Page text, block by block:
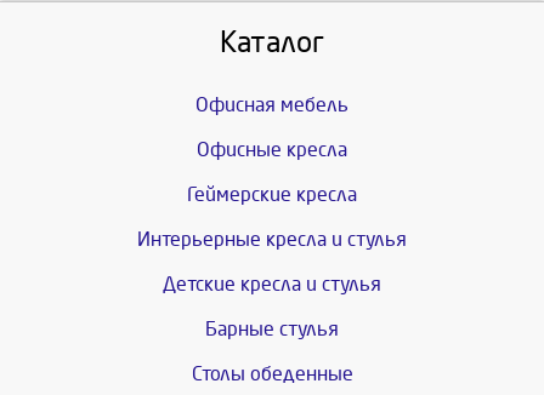
Каталог
Офисная мебель
Офисные кресла
Геймерские кресла
Интерьерные кресла и стулья
Детские кресла и стулья
Барные стулья
Столы обеденные